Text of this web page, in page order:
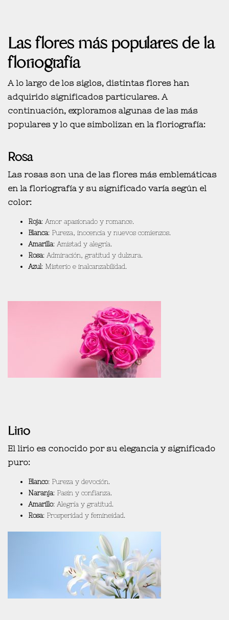
Las flores más populares de la
floriografía
A lo largo de los siglos, distintas flores han
adquirido significados particulares. A
continuación, exploramos algunas de las más
populares y lo que simbolizan en la floriografía:
Rosa
Las rosas son una de las flores más emblemáticas
en la floriografía y su significado varía según el
color:
Roja: Amor apasionado y romance.
Blanca: Pureza, inocencia y nuevos comienzos.
Amarilla: Amistad y alegría.
Rosa: Admiración, gratitud y dulzura.
Azul: Misterio e inalcanzabilidad.
Lirio
El lirio es conocido por su elegancia y significado
puro:
Blanco: Pureza y devoción.
Naranja: Pasin y confianza.
Amarillo: Alegría y gratitud.
Rosa: Prosperidad y femineidad.